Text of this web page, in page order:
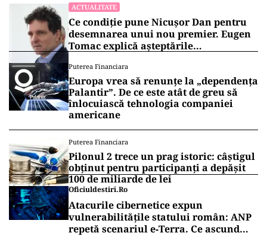
ACTUALITATE
Ce condiție pune Nicușor Dan pentru
desemnarea unui nou premier. Eugen
Tomac explică așteptările
Puterea Financiara
Europa vrea să renunțe la „dependența
Palantir”. De ce este atât de greu să
înlocuiască tehnologia companiei
americane
Puterea Financiara
Pilonul 2 trece un prag istoric: câștigul
obținut pentru participanți a depășit
100 de miliarde de lei
Oficiuldestiri.ro
Atacurile cibernetice expun
vulnerabilitățile statului român: ANP
repetă scenariul e‑Terra. Ce ascund